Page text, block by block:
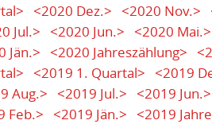
<2020 Dez.> <2020 Nov.>
Jul.> <2020 Jun.> <2020 Mai.>
Jän.> <2020 Jahreszählung>
<2019 1. Quartal> <2019
Aug.> <2019 Jul.> <2019 Jun.>
Feb.> <2019 Jän.>
<2019